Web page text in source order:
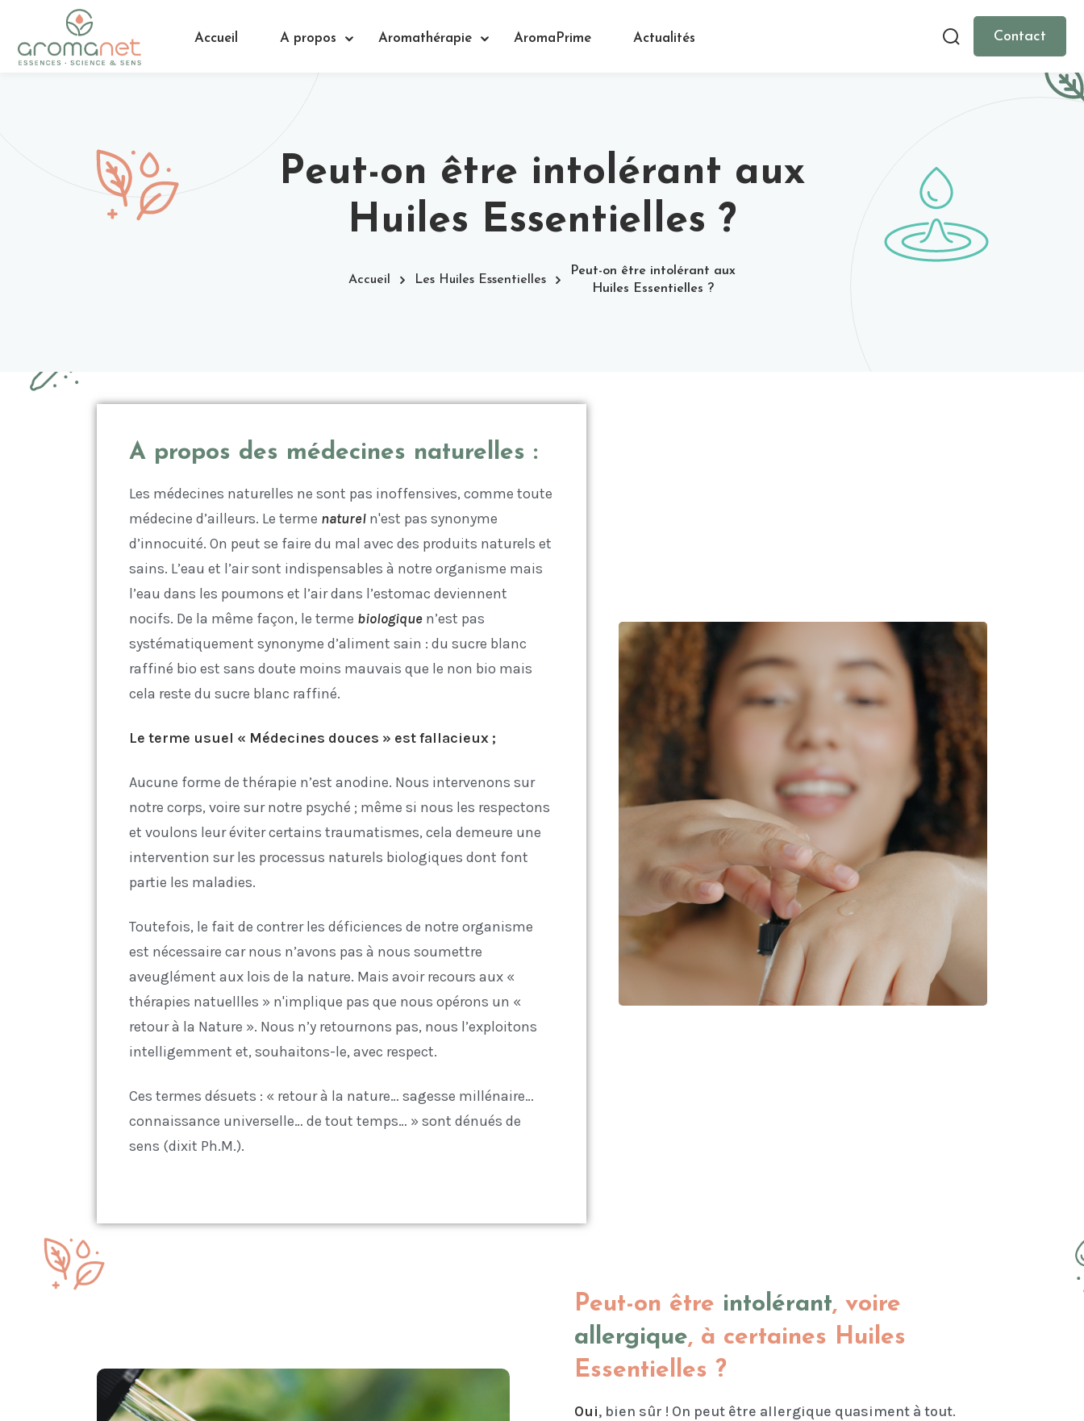
Accueil A propos Aromathérapie AromaPrime Actualités Contact
Peut-on être intolérant aux
Huiles Essentielles ?
Accueil Les Huiles Essentielles
Peut-on être intolérant aux
Huiles Essentielles ?
A propos des médecines naturelles :
Les médecines naturelles ne sont pas inoffensives, comme toute
médecine d’ailleurs. Le terme naturel n'est pas synonyme
d’innocuité. On peut se faire du mal avec des produits naturels et
sains. L’eau et l’air sont indispensables à notre organisme mais
l’eau dans les poumons et l’air dans l’estomac deviennent
nocifs. De la même façon, le terme biologique n’est pas
systématiquement synonyme d’aliment sain : du sucre blanc
raffiné bio est sans doute moins mauvais que le non bio mais
cela reste du sucre blanc raffiné.
Le terme usuel « Médecines douces » est fallacieux ;
Aucune forme de thérapie n’est anodine. Nous intervenons sur
notre corps, voire sur notre psyché ; même si nous les respectons
et voulons leur éviter certains traumatismes, cela demeure une
intervention sur les processus naturels biologiques dont font
partie les maladies.
Toutefois, le fait de contrer les déficiences de notre organisme
est nécessaire car nous n’avons pas à nous soumettre
aveuglément aux lois de la nature. Mais avoir recours aux «
thérapies natuellles » n'implique pas que nous opérons un «
retour à la Nature ». Nous n’y retournons pas, nous l’exploitons
intelligemment et, souhaitons-le, avec respect.
Ces termes désuets : « retour à la nature… sagesse millénaire…
connaissance universelle… de tout temps… » sont dénués de
sens (dixit Ph.M.).
Peut-on être intolérant, voire
allergique, à certaines Huiles
Essentielles ?
Oui, bien sûr ! On peut être allergique quasiment à tout.